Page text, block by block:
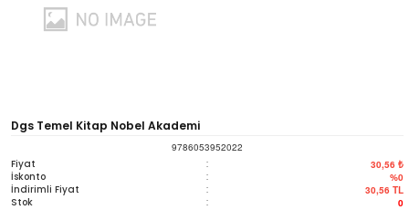
Dgs Temel Kitap Nobel Akademi
9786053952022
Fiyat : 30,56 ₺
İskonto : %0
İndirimli Fiyat : 30,56 TL
Stok : 0